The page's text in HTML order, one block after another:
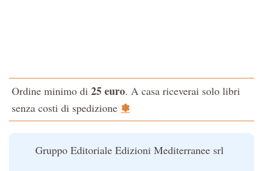
L'Opera Segreta
La Fonte del Benessere
Nonsoloscienza
Opere di Julius Evola
La Cabala
Il potere del serpente
Ordine minimo di 25 euro. A casa riceverai solo libri
senza costi di spedizione ✽
Gruppo Editoriale Edizioni Mediterranee srl